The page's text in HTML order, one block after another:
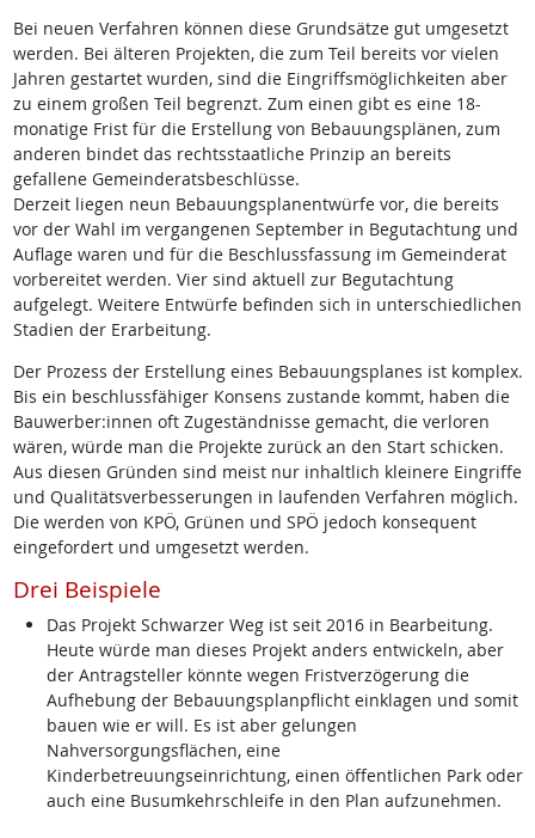
Bei neuen Verfahren können diese Grundsätze gut umgesetzt
werden. Bei älteren Projekten, die zum Teil bereits vor vielen
Jahren gestartet wurden, sind die Eingriffsmöglichkeiten aber
zu einem großen Teil begrenzt. Zum einen gibt es eine 18-
monatige Frist für die Erstellung von Bebauungsplänen, zum
anderen bindet das rechtsstaatliche Prinzip an bereits
gefallene Gemeinderatsbeschlüsse.
Derzeit liegen neun Bebauungsplanentwürfe vor, die bereits
vor der Wahl im vergangenen September in Begutachtung und
Auflage waren und für die Beschlussfassung im Gemeinderat
vorbereitet werden. Vier sind aktuell zur Begutachtung
aufgelegt. Weitere Entwürfe befinden sich in unterschiedlichen
Stadien der Erarbeitung.
Der Prozess der Erstellung eines Bebauungsplanes ist komplex.
Bis ein beschlussfähiger Konsens zustande kommt, haben die
Bauwerber:innen oft Zugeständnisse gemacht, die verloren
wären, würde man die Projekte zurück an den Start schicken.
Aus diesen Gründen sind meist nur inhaltlich kleinere Eingriffe
und Qualitätsverbesserungen in laufenden Verfahren möglich.
Die werden von KPÖ, Grünen und SPÖ jedoch konsequent
eingefordert und umgesetzt werden.
Drei Beispiele
Das Projekt Schwarzer Weg ist seit 2016 in Bearbeitung.
Heute würde man dieses Projekt anders entwickeln, aber
der Antragsteller könnte wegen Fristverzögerung die
Aufhebung der Bebauungsplanpflicht einklagen und somit
bauen wie er will. Es ist aber gelungen
Nahversorgungsflächen, eine
Kinderbetreuungseinrichtung, einen öffentlichen Park oder
auch eine Busumkehrschleife in den Plan aufzunehmen.